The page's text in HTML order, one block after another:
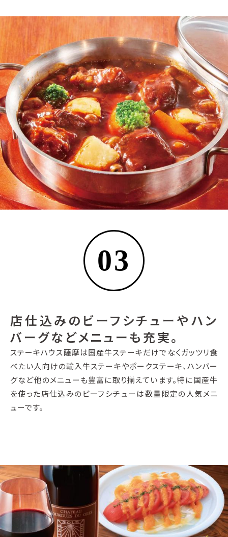
03
店仕込みのビーフシチューやハン
バーグなどメニューも充実。
ステーキハウス薩摩は国産牛ステーキだけでなくガッツリ食
べたい人向けの輸入牛ステーキやポークステーキ、ハンバー
グなど他のメニューも豊富に取り揃えています。特に国産牛
を使った店仕込みのビーフシチューは数量限定の人気メニ
ューです。